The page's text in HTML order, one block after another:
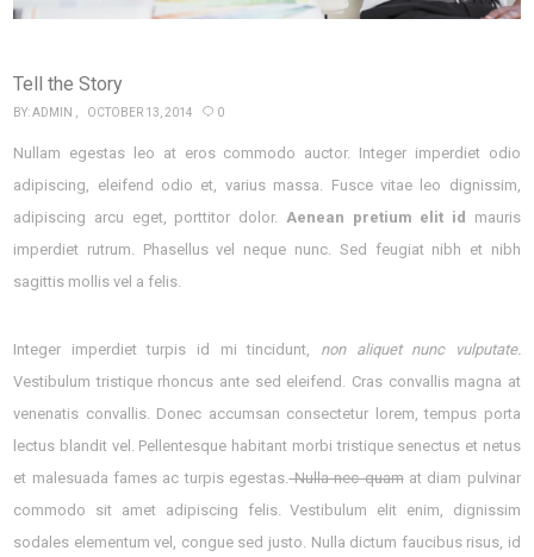
Tell the Story
BY:ADMIN OCTOBER 13, 2014 0
Nullam egestas leo at eros commodo auctor. Integer imperdiet odio
adipiscing, eleifend odio et, varius massa. Fusce vitae leo dignissim,
adipiscing arcu eget, porttitor dolor.
Aenean pretium elit id mauris
imperdiet rutrum. Phasellus vel neque nunc. Sed feugiat nibh et nibh
sagittis mollis vel a felis.
Integer imperdiet turpis id mi tincidunt, non aliquet nunc vulputate.
Vestibulum tristique rhoncus ante sed eleifend. Cras convallis magna at
venenatis convallis. Donec accumsan consectetur lorem, tempus porta
lectus blandit vel. Pellentesque habitant morbi tristique senectus et netus
et malesuada fames ac turpis egestas.Nulla nec quamat diam pulvinar
commodo sit amet adipiscing felis. Vestibulum elit enim, dignissim
sodales elementum vel, congue sed justo. Nulla dictum faucibus risus, id